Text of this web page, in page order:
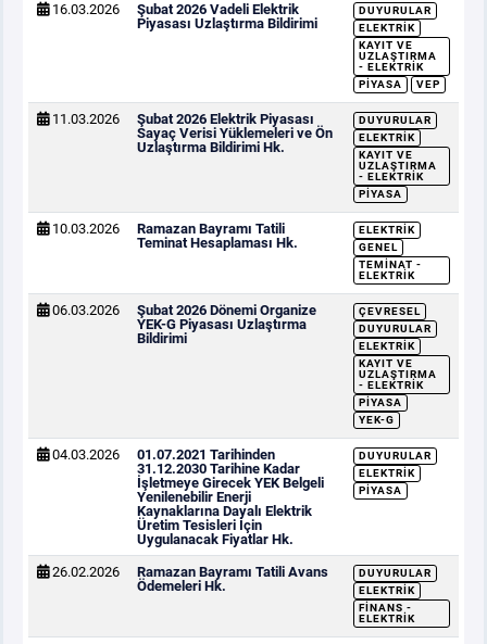
16.03.2026
Şubat 2026 Vadeli Elektrik
Piyasası Uzlaştırma Bildirimi
DUYURULAR
ELEKTRIK
KAYIT VE
UZLAŞTIRMA
- ELEKTRIK
PIYASA
VEP
11.03.2026
Şubat 2026 Elektrik Piyasası
Sayaç Verisi Yüklemeleri ve Ön
Uzlaştırma Bildirimi Hk.
DUYURULAR
ELEKTRIK
KAYIT VE
UZLAŞTIRMA
- ELEKTRIK
PIYASA
10.03.2026
Ramazan Bayramı Tatili
Teminat Hesaplaması Hk.
ELEKTRIK
GENEL
TEMINAT -
ELEKTRIK
06.03.2026
Şubat 2026 Dönemi Organize
YEK-G Piyasası Uzlaştırma
Bildirimi
ÇEVRESEL
DUYURULAR
ELEKTRIK
KAYIT VE
UZLAŞTIRMA
- ELEKTRIK
PIYASA
YEK-G
04.03.2026
01.07.2021 Tarihinden
31.12.2030 Tarihine Kadar
İşletmeye Girecek YEK Belgeli
Yenilenebilir Enerji
Kaynaklarına Dayalı Elektrik
Üretim Tesisleri İçin
Uygulanacak Fiyatlar Hk.
DUYURULAR
ELEKTRIK
PIYASA
26.02.2026
Ramazan Bayramı Tatili Avans
Ödemeleri Hk.
DUYURULAR
ELEKTRIK
FINANS -
ELEKTRIK